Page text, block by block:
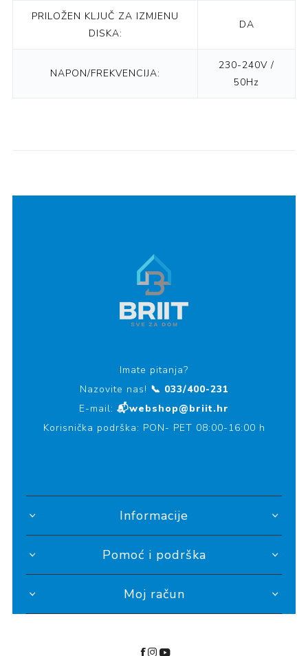
PRILOŽEN KLJUČ ZA IZMJENU
DISKA:
DA
NAPON/FREKVENCIJA:
230-240V /
50Hz
Imate pitanja?
Nazovite nas! 📞 033/400-231
E-mail: 📬webshop@briit.hr
Korisnička podrška: PON- PET 08:00-16:00 h
Informacije
Pomoć i podrška
Moj račun